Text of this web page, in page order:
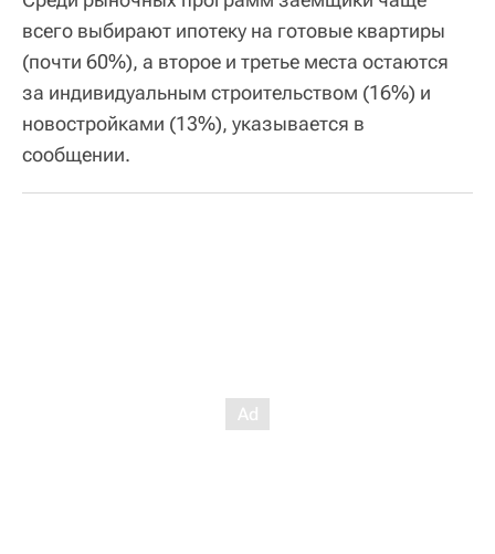
всего выбирают ипотеку на готовые квартиры
(почти 60%), а второе и третье места остаются
за индивидуальным строительством (16%) и
новостройками (13%), указывается в
сообщении.